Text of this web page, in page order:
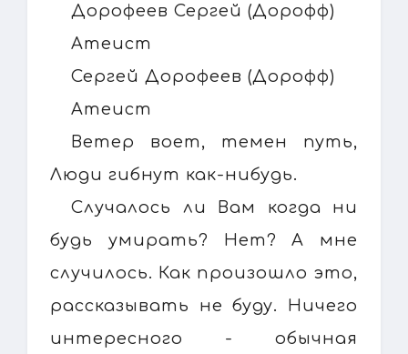
Дорофеев Сергей (Дорофф)
Атеист
Сергей Дорофеев (Дорофф)
Атеист
Ветер воет, темен путь,
Люди гибнут как-нибудь.
Случалось ли Вам когда ни
будь умирать? Нет? А мне
случилось. Как произошло это,
рассказывать не буду. Ничего
интересного - обычная